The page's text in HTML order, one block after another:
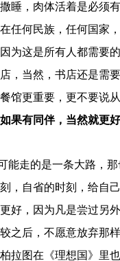
睡，肉体活着是必须
任何民族，任何国家
为这是所有人都需要
，当然，书店还是需
馆更重要，更不要说
果有同伴，当然就更好
能走的是一条大路，
，自省的时刻，给自
好，因为凡是尝过另
之后，不愿意放弃那
拉图在《理想国》里